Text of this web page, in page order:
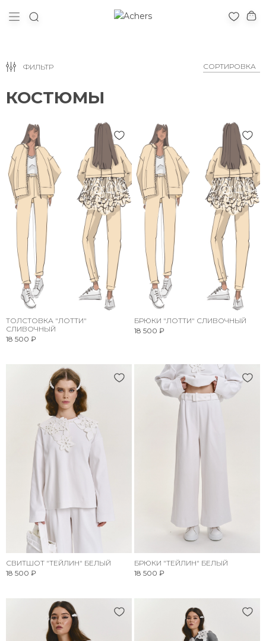
ФИЛЬТР
КОСТЮМЫ
ТОЛСТОВКА "ЛОТТИ"
СЛИВОЧНЫЙ
18 500 ₽
БРЮКИ "ЛОТТИ" СЛИВОЧНЫЙ
18 500 ₽
СВИТШОТ "ТЕЙЛИН" БЕЛЫЙ
18 500 ₽
БРЮКИ "ТЕЙЛИН" БЕЛЫЙ
18 500 ₽